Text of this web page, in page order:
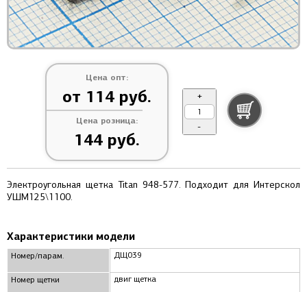
Цена опт:
от 114 руб.
Цена розница:
144 руб.
+
-
Электроугольная щетка Titan 948-577. Подходит для Интерскол
УШМ125\1100.
Характеристики модели
Номер/парам.
Номер щетки
ДЩ039
двиг щетка